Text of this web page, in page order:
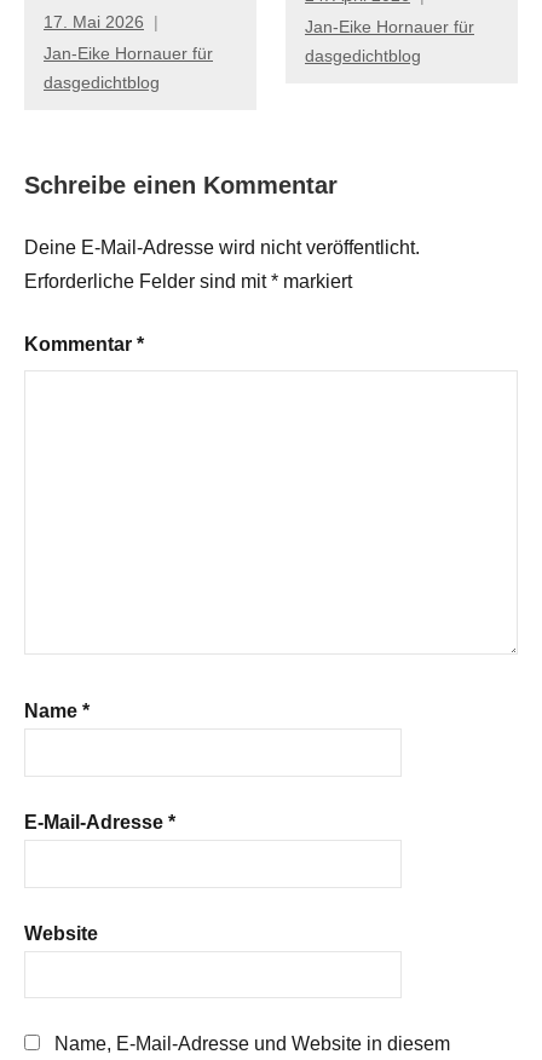
17. Mai 2026
Jan-Eike Hornauer für
dasgedichtblog
Jan-Eike Hornauer für
dasgedichtblog
Schreibe einen Kommentar
Deine E-Mail-Adresse wird nicht veröffentlicht.
Erforderliche Felder sind mit* markiert
Kommentar *
Name *
E-Mail-Adresse *
Website
Name, E-Mail-Adresse und Website in diesem